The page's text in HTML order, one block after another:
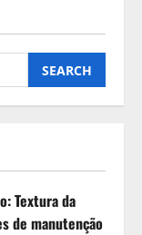
Textura da
de manutenção